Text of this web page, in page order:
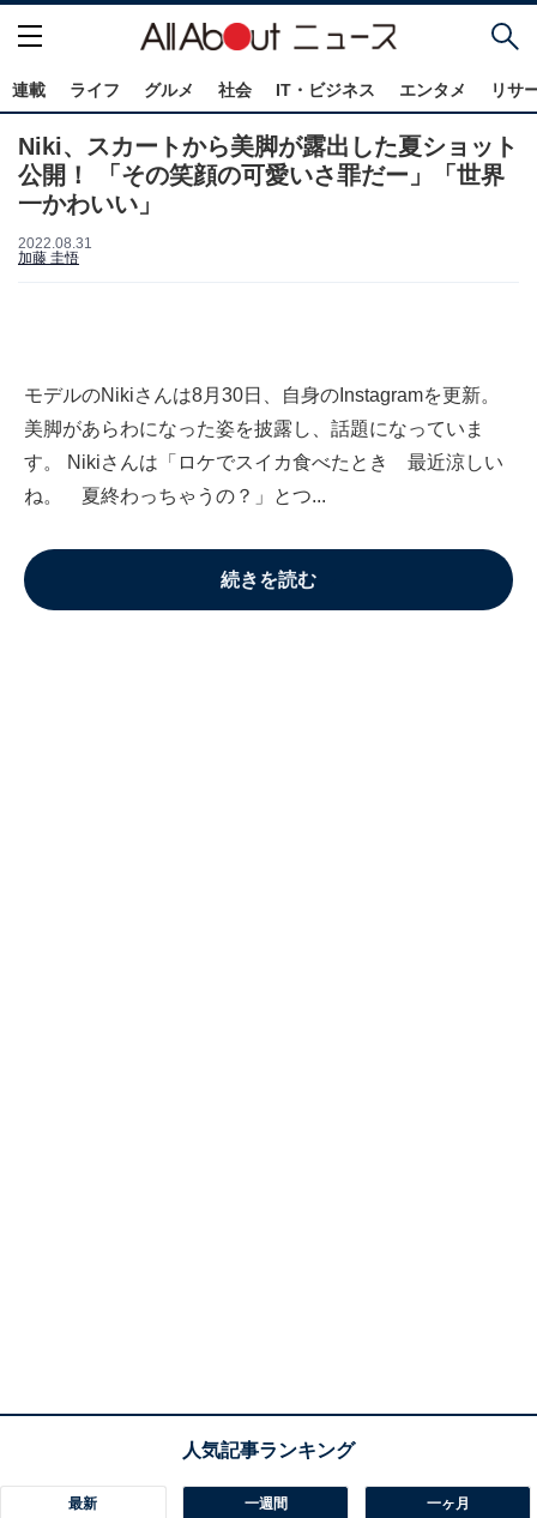
連載 ライフ グルメ 社会 IT・ビジネス エンタメ リサ
Niki、スカートから美脚が露出した夏ショット
公開！ 「その笑顔の可愛いさ罪だー」「世界
一かわいい」
2022.08.31
加藤 圭悟
モデルのNikiさんは8月30日、自身のInstagramを更新。
美脚があらわになった姿を披露し、話題になっていま
す。 Nikiさんは「ロケでスイカ食べたとき 最近涼しい
ね。 夏終わっちゃうの？」とつ...
続きを読む
最新 一週間 一ヶ月